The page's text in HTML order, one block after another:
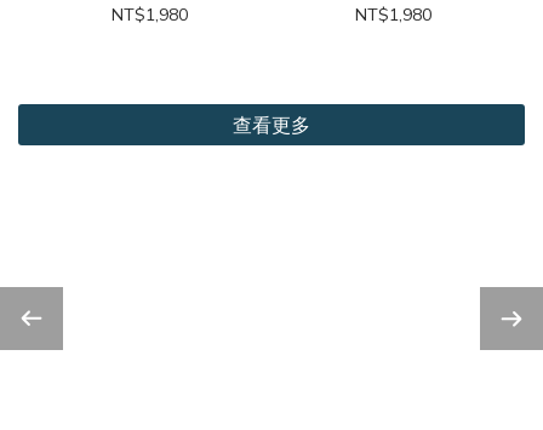
NT$1,980
NT$1,980
查看更多